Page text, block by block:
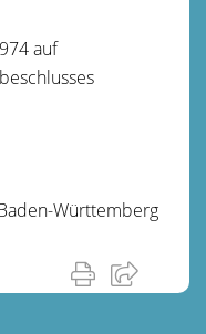
auf
Württemberg